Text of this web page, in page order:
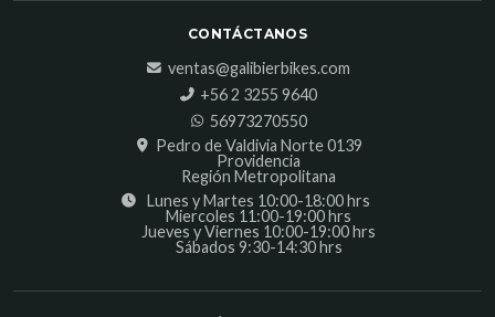
CONTÁCTANOS
ventas@galibierbikes.com
‎+56 2 3255 9640
56973270550
Pedro de Valdivia Norte 0139
Providencia
Región Metropolitana
Lunes y Martes 10:00-18:00 hrs
Miercoles 11:00-19:00 hrs
Jueves y Viernes 10:00-19:00 hrs
Sábados 9:30-14:30 hrs